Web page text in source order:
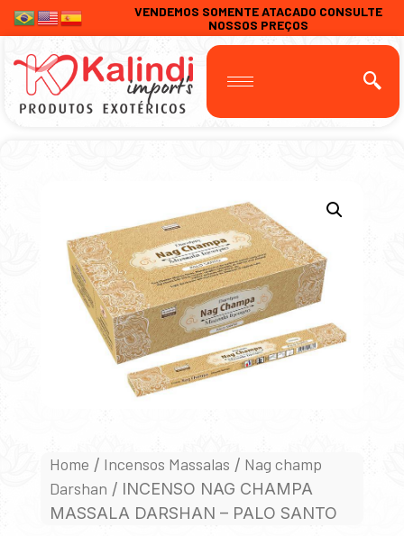
VENDEMOS SOMENTE ATACADO CONSULTE
NOSSOS PREÇOS
Home / Incensos Massalas / Nag champ
Darshan / INCENSO NAG CHAMPA
MASSALA DARSHAN – PALO SANTO